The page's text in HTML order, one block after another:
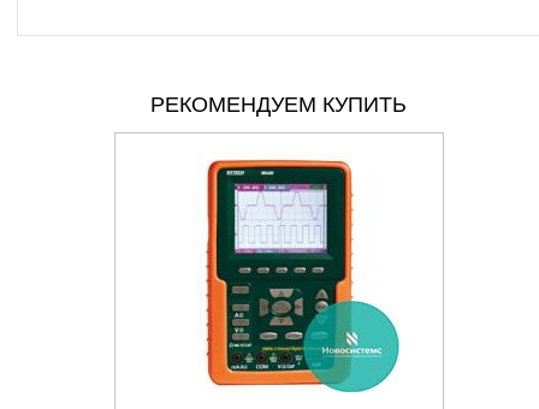
РЕКОМЕНДУЕМ КУПИТЬ